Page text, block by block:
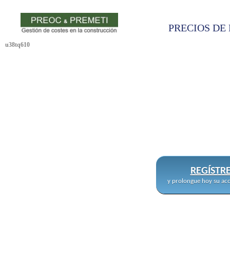
PRECIOS
u38tq610
y prolongue hoy su